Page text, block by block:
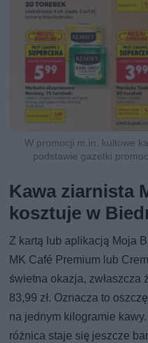
W promocji m.in. kultowe
podstawie gazetki
Kawa ziarnista
kosztuje w
Z kartą lub aplikacją Moja
MK Café Premium lub
świetna okazja, zwłaszcza
83,99 zł. Oznacza to
na jednym kilogramie
różnica staje się jeszcze